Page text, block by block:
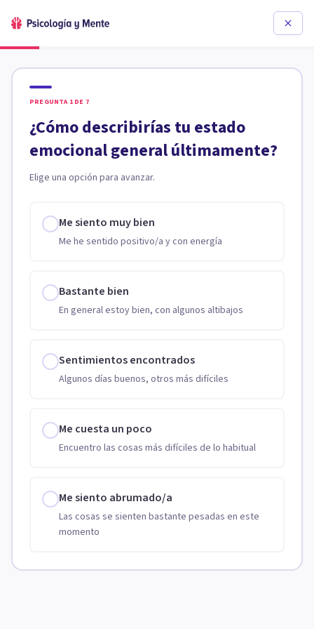
PREGUNTA 1 DE 7
¿Cómo describirías tu estado
emocional general últimamente?
Elige una opción para avanzar.
Me siento muy bien
Me he sentido positivo/a y con energía
Bastante bien
En general estoy bien, con algunos altibajos
Sentimientos encontrados
Algunos días buenos, otros más difíciles
Me cuesta un poco
Encuentro las cosas más difíciles de lo habitual
Me siento abrumado/a
Las cosas se sienten bastante pesadas en este
momento